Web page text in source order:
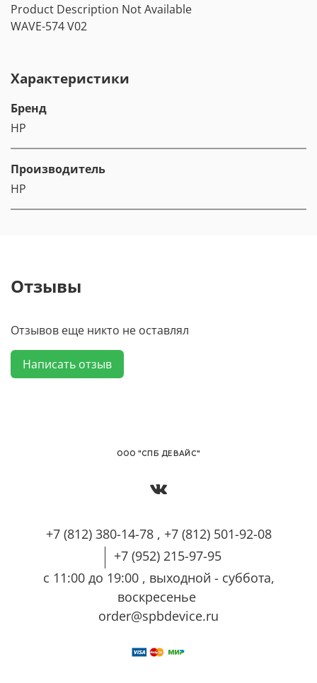
Product Description Not Available
WAVE-574 V02
Характеристики
Бренд
HP
Производитель
HP
Отзывы
Отзывов еще никто не оставлял
Написать отзыв
+7 (812) 380-14-78 , +7 (812) 501-92-08
+7 (952) 215-97-95
с 11:00 до 19:00 , выходной - суббота,
воскресенье
order@spbdevice.ru
OОО "СПБ ДЕВАЙС"